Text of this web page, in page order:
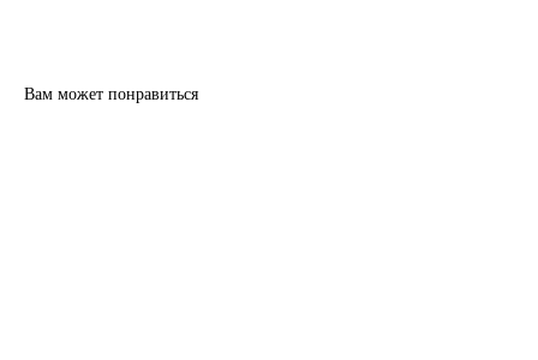
Вам может понравиться